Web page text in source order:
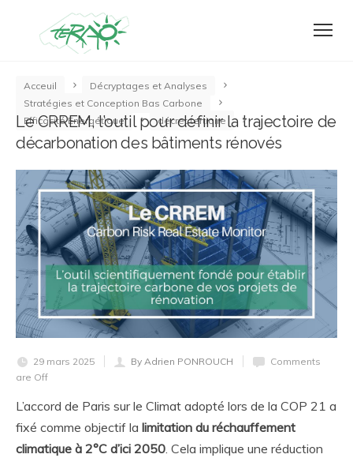
Acceuil
Décryptages et Analyses
Stratégies et Conception Bas Carbone
Efficacité Energétique
décret tertiaire
Le CRREM, l’outil pour définir la trajectoire de
décarbonation des bâtiments rénovés
29 mars 2025 By Adrien PONROUCH
Comments
are Off
L’accord de Paris sur le Climat adopté lors de la COP 21 a
fixé comme objectif la limitation du réchauffement
climatique à 2°C d’ici 2050. Cela implique une réduction